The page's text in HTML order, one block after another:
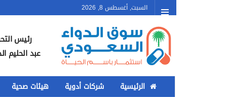
السبت, أغسطس 8, 2026
رئيس
عبد الحليم
الرئيسية شركات أدوية هيئات صحية